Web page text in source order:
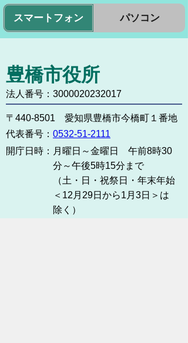
スマートフォン パソコン
豊橋市役所
法人番号：3000020232017
〒440-8501 愛知県豊橋市今橋町１番地
代表番号： 0532-51-2111
開庁日時： 月曜日～金曜日 午前8時30
分～午後5時15分まで
（土・日・祝祭日・年末年始
＜12月29日から1月3日＞は
除く）